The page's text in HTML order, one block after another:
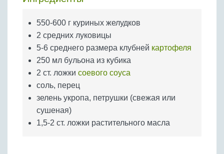
Бобовые
Яйца
Крупы
550-600 г куриных желудков
2 средних луковицы
5-6 среднего размера клубней картофеля
250 мл бульона из кубика
2 ст. ложки соевого соуса
соль, перец
зелень укропа, петрушки (свежая или
сушеная)
1,5-2 ст. ложки растительного масла